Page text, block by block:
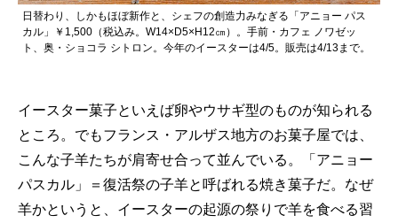
日替わり、しかもほぼ新作と、シェフの創造力みなぎる「アニョー パス
カル」￥1,500（税込み。W14×D5×H12㎝）。手前・カフェ ノワゼッ
ト、奥・ショコラ シトロン。今年のイースターは4/5。販売は4/13まで。
イースター菓子といえば卵やウサギ型のものが知られる
ところ。でもフランス・アルザス地方のお菓子屋では、
こんな子羊たちが肩寄せ合って並んでいる。「アニョー
パスカル」＝復活祭の子羊と呼ばれる焼き菓子だ。なぜ
羊かというと、イースターの起源の祭りで羊を食べる習